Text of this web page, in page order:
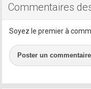
Commentaires
Soyez le premier à
Poster un commentaire